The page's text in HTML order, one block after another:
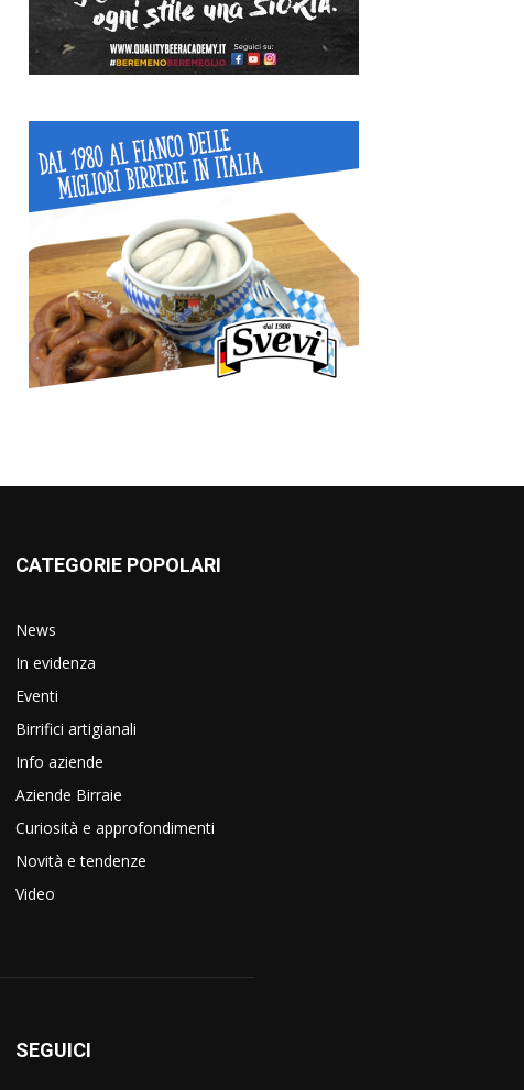
CATEGORIE POPOLARI
News
In evidenza
Eventi
Birrifici artigianali
Info aziende
Aziende Birraie
Curiosità e approfondimenti
Novità e tendenze
Video
SEGUICI